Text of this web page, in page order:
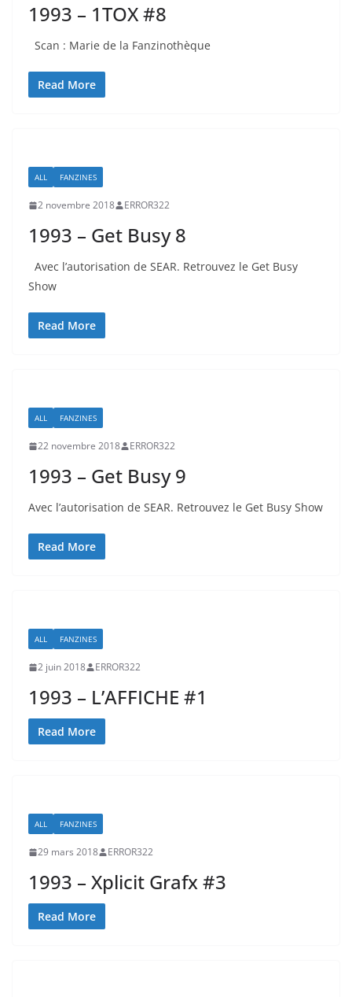
1993 – 1TOX #8
Scan : Marie de la Fanzinothèque
Read More
ALL FANZINES
2 novembre 2018 ERROR322
1993 – Get Busy 8
Avec l’autorisation de SEAR. Retrouvez le Get Busy
Show
Read More
ALL FANZINES
22 novembre 2018 ERROR322
1993 – Get Busy 9
Avec l’autorisation de SEAR. Retrouvez le Get Busy Show
Read More
ALL FANZINES
2 juin 2018 ERROR322
1993 – L’AFFICHE #1
Read More
ALL FANZINES
29 mars 2018 ERROR322
1993 – Xplicit Grafx #3
Read More